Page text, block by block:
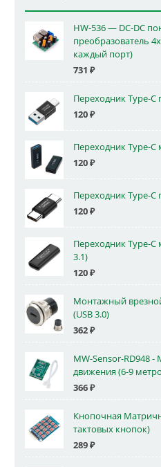
HW-536 — DC-DC
преобразователь
каждый порт)
731 ₽
Переходник Type-C
120₽
Переходник Type-C
120₽
Переходник Type-C
120₽
Переходник Type-C
3.1)
120₽
Монтажный
(USB 3.0)
362₽
MW-Sensor-RD948
движения (6-9
366₽
Кнопочная
тактовых кнопок)
289₽